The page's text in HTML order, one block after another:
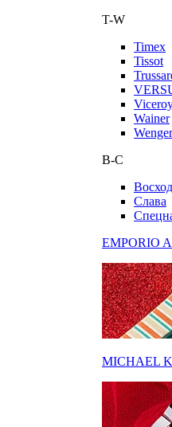
T-W
Timex
Tissot
Wainer
Wenger
В-С
Восход
Слава
EMPORIO
MICHAEL